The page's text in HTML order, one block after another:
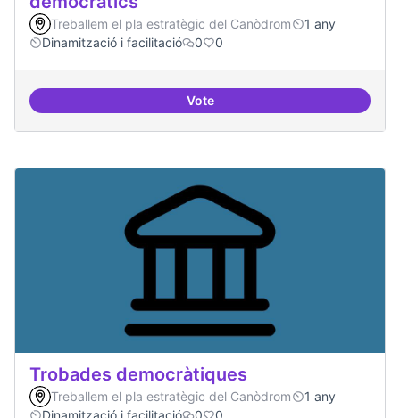
Treballem el pla estratègic del Canòdrom
1 any
Dinamització i facilitació
0 0
VoteSuport a projectes digitals i
Trobades democràtiques
Treballem el pla estratègic del Canòdrom
1 any
Dinamització i facilitació
0 0